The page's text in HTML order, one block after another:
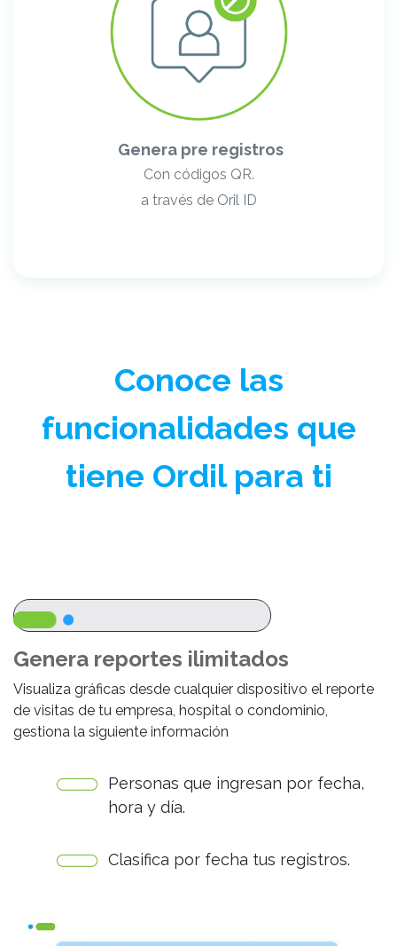
Genera pre registros
Con códigos QR.
a través de Oril ID
Conoce las
funcionalidades que
tiene Ordil para ti
Genera reportes ilimitados
Visualiza gráficas desde cualquier dispositivo el reporte
de visitas de tu empresa, hospital o condominio,
gestiona la siguiente información
Personas que ingresan por fecha,
hora y día.
Clasifica por fecha tus registros.